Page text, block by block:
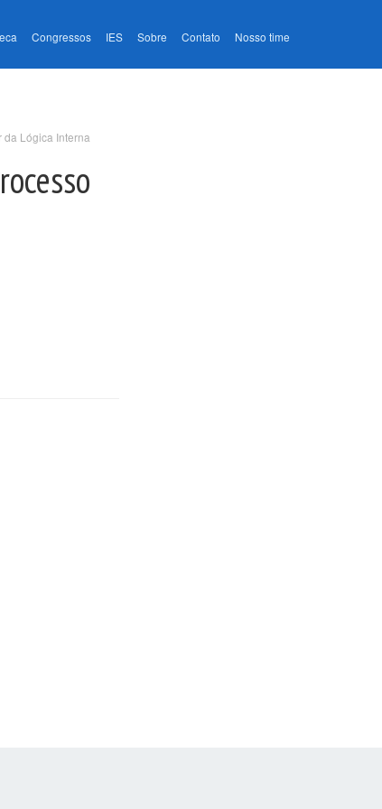
Congressos IES Sobre Contato Nosso time
Lógica Interna